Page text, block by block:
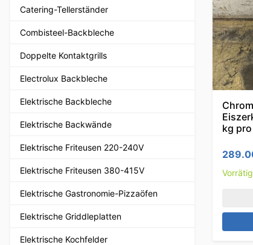
Catering-Tellerständer
Combisteel-Backbleche
Doppelte Kontaktgrills
Electrolux Backbleche
Elektrische Backbleche
Elektrische Backwände
Elektrische Friteusen 220-240V
Elektrische Friteusen 380-415V
Elektrische Gastronomie-Pizzaöfen
Elektrische Griddleplatten
Elektrische Kochfelder
kg
Vorrätig